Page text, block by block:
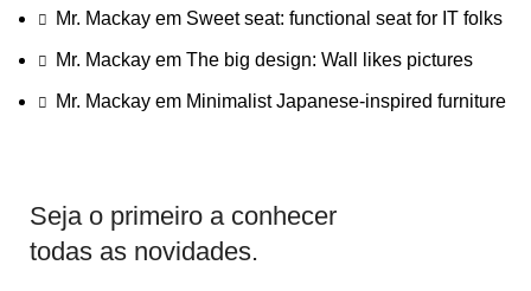
Mr. Mackay em Sweet seat: functional seat for IT folks
Mr. Mackay em The big design: Wall likes pictures
Mr. Mackay em Minimalist Japanese-inspired furniture
Seja o primeiro a conhecer
todas as novidades.